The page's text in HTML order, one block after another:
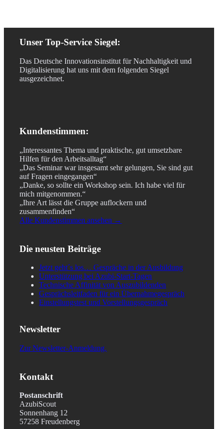
Unser Top-Service Siegel:
Das Deutsche Innovationsinstitut für Nachhaltigkeit und
Digitalisierung hat uns mit dem folgenden Siegel
ausgezeichnet.
Kundenstimmen:
„Interessantes Thema und praktische, gut umsetzbare
Hilfen für den Arbeitsalltag“
„Das Seminar war insgesamt sehr gelungen, Sie sind gut
auf Fragen eingegangen“
„Danke, so sollte ein Workshop sein. Ich habe viel für
mich mitgenommen.“
„Ihre Art lässt die Gruppe auflockern und
zusammenfinden“
Alle Kundenstimmen ansehen →
Die neusten Beiträge
Jetzt geht´s los… Gespräche in der Ausbildung
Unterstützung bei Azubi-Start-Tagen
Technische Affinität von Auszubildenden
Gesprächsleitfaden für ein Übernahmegespräch
Einstellungstest und Vorstellungsgespräch
Newsletter
Zur Newsletter-Anmeldung.
Kontakt
Postanschrift
AzubiScout
Sonnenhang 12
57258 Freudenberg